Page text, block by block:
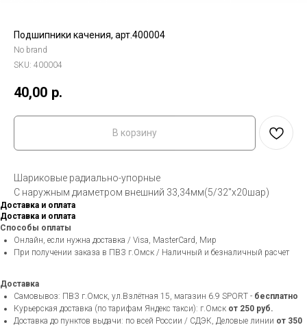
Подшипники качения, арт.400004
No brand
SKU: 400004
40,00 р.
В корзину
Шариковые радиально-упорные
С наружным диаметром внешний 33,34мм(5/32"х20шар)
Доставка и оплата
Доставка и оплата
Способы оплаты
Онлайн, если нужна доставка / Visa, MasterCard, Мир
При получении заказа в ПВЗ г.Омск / Наличный и безналичный расчет
Доставка
Самовывоз: ПВЗ г.Омск, ул.Взлётная 15, магазин 6.9 SPORT - бесплатно
Курьерская доставка (по тарифам Яндекс такси): г.Омск от 250 руб.
Доставка до пунктов выдачи: по всей России / СДЭК, Деловые линии от 350